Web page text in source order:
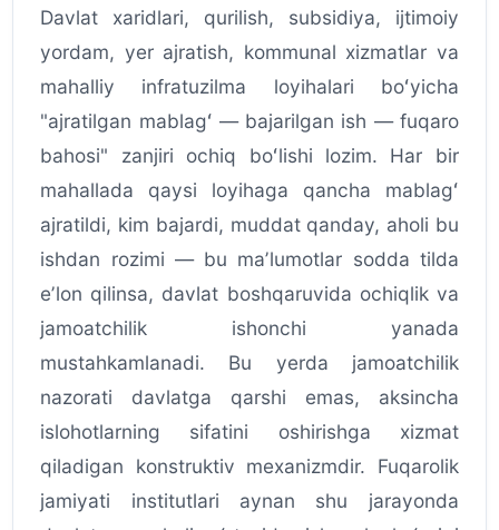
Davlat xaridlari, qurilish, subsidiya, ijtimoiy
yordam, yer ajratish, kommunal xizmatlar va
mahalliy infratuzilma loyihalari boʻyicha
"ajratilgan mablagʻ — bajarilgan ish — fuqaro
bahosi" zanjiri ochiq boʻlishi lozim. Har bir
mahallada qaysi loyihaga qancha mablagʻ
ajratildi, kim bajardi, muddat qanday, aholi bu
ishdan rozimi — bu maʼlumotlar sodda tilda
eʼlon qilinsa, davlat boshqaruvida ochiqlik va
jamoatchilik ishonchi yanada
mustahkamlanadi. Bu yerda jamoatchilik
nazorati davlatga qarshi emas, aksincha
islohotlarning sifatini oshirishga xizmat
qiladigan konstruktiv mexanizmdir. Fuqarolik
jamiyati institutlari aynan shu jarayonda